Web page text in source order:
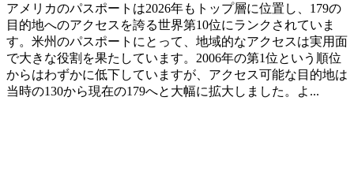
アメリカのパスポートは2026年もトップ層に位置し、179の
目的地へのアクセスを誇る世界第10位にランクされていま
す。米州のパスポートにとって、地域的なアクセスは実用面
で大きな役割を果たしています。2006年の第1位という順位
からはわずかに低下していますが、アクセス可能な目的地は
当時の130から現在の179へと大幅に拡大しました。よ...